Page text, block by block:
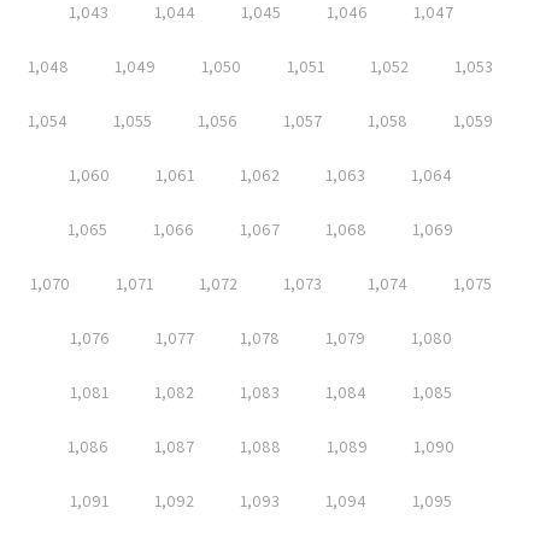
1,043 1,044 1,045 1,046 1,047
1,048 1,049 1,050 1,051 1,052 1,053
1,054 1,055 1,056 1,057 1,058 1,059
1,060 1,061 1,062 1,063 1,064
1,065 1,066 1,067 1,068 1,069
1,070 1,071 1,072 1,073 1,074 1,075
1,076 1,077 1,078 1,079 1,080
1,081 1,082 1,083 1,084 1,085
1,086 1,087 1,088 1,089 1,090
1,091 1,092 1,093 1,094 1,095